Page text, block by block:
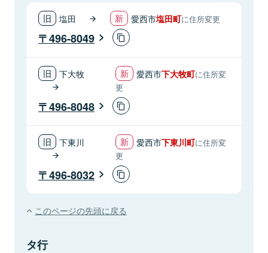
塩田 愛西市塩田町に住所変更
496-8049
下大牧 愛西市下大牧町に住所変
更
496-8048
下東川 愛西市下東川町に住所変
更
496-8032
このページの先頭に戻る
タ行